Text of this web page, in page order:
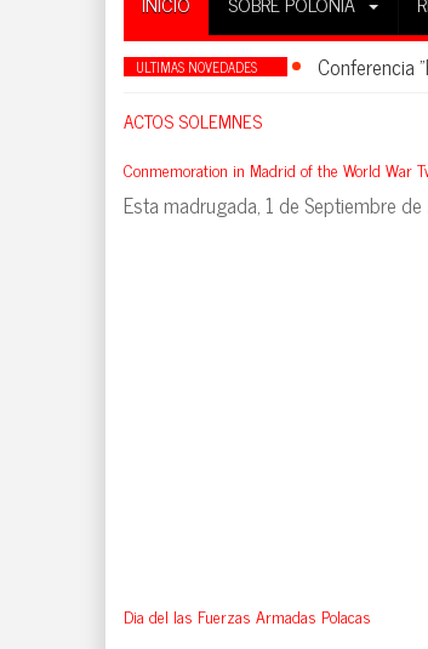
ULTIMAS NOVEDADES Conferencia
ACTOS SOLEMNES
Conmemoration in Madrid of the World War
Esta madrugada, 1 de Septiembre
Dia del las Fuerzas Armadas Polacas